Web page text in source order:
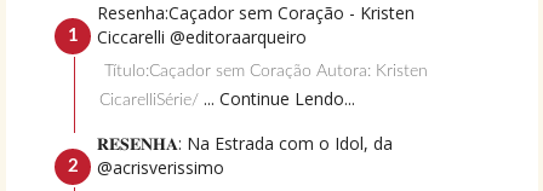
Resenha:Caçador sem Coração - Kristen
Ciccarelli @editoraarqueiro
Título:Caçador sem Coração Autora: Kristen
CicarelliSérie/ ... Continue Lendo...
𝐑𝐄𝐒𝐄𝐍𝐇𝐀: Na Estrada com o Idol, da
@acrisverissimo